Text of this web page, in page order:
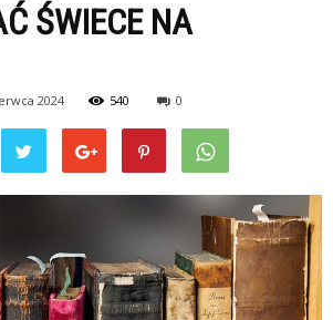
ŚWIECE NA
2024 540 0